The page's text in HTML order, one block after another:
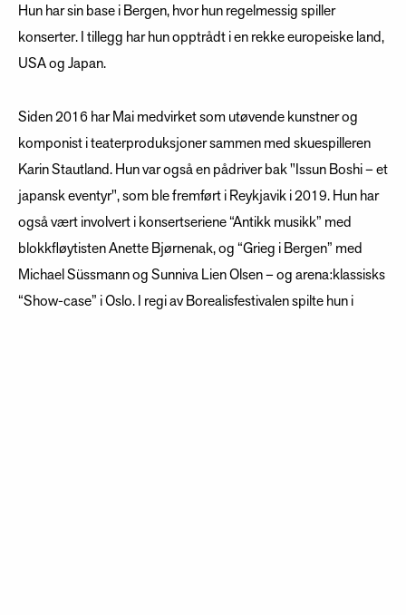
Hun har sin base i Bergen, hvor hun regelmessig spiller
konserter. I tillegg har hun opptrådt i en rekke europeiske land,
USA og Japan.
Siden 2016 har Mai medvirket som utøvende kunstner og
komponist i teaterproduksjoner sammen med skuespilleren
Karin Stautland. Hun var også en pådriver bak "Issun Boshi – et
japansk eventyr", som ble fremført i Reykjavik i 2019. Hun har
også vært involvert i konsertseriene “Antikk musikk” med
blokkfløytisten Anette Bjørnenak, og “Grieg i Bergen” med
Michael Süssmann og Sunniva Lien Olsen – og arena:klassisks
“Show-case” i Oslo. I regi av Borealisfestivalen spilte hun i